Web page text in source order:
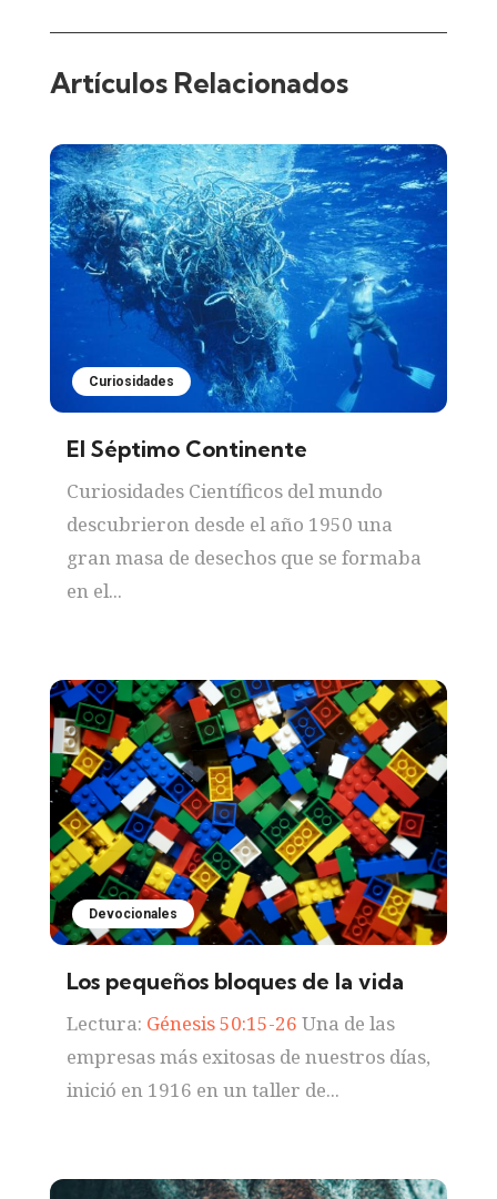
Artículos Relacionados
Curiosidades
El Séptimo Continente
Curiosidades Científicos del mundo
descubrieron desde el año 1950 una
gran masa de desechos que se formaba
en el...
Devocionales
Los pequeños bloques de la vida
Lectura: Génesis 50:15-26 Una de las
empresas más exitosas de nuestros días,
inició en 1916 en un taller de...